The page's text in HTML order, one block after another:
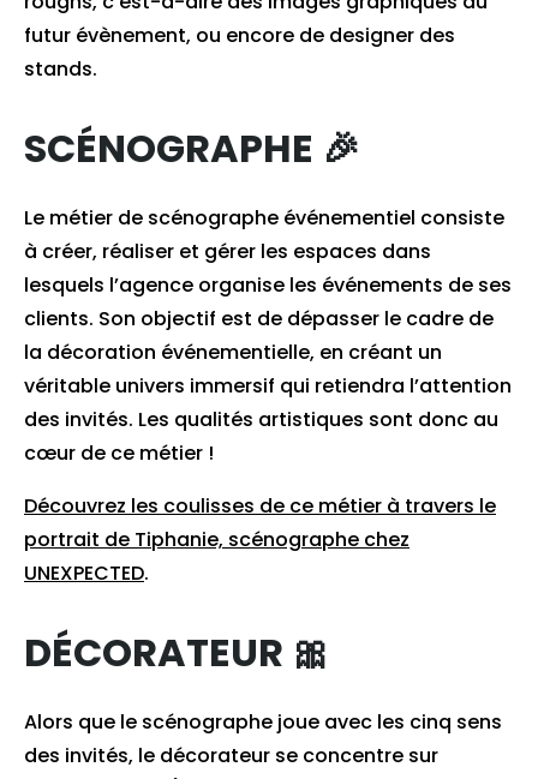
futur évènement, ou encore de designer des
stands.
SCÉNOGRAPHE 🎉
Le métier de scénographe événementiel consiste
à créer, réaliser et gérer les espaces dans
lesquels l’agence organise les événements de ses
clients. Son objectif est de dépasser le cadre de
la décoration événementielle, en créant un
véritable univers immersif qui retiendra l’attention
des invités. Les qualités artistiques sont donc au
cœur de ce métier !
Découvrez les coulisses de ce métier à travers le
portrait de Tiphanie, scénographe chez
UNEXPECTED.
DÉCORATEUR 🎀
Alors que le scénographe joue avec les cinq sens
des invités, le décorateur se concentre sur